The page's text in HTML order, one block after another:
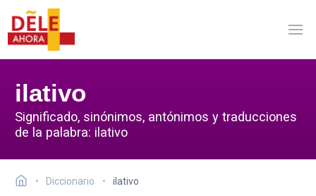
ilativo
Significado, sinónimos, antónimos y traducciones
de la palabra: ilativo
Diccionario ilativo